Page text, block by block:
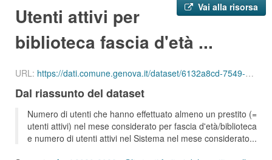
Vai alla risorsa
Utenti attivi per
biblioteca fascia d'età ...
URL: https://dati.comune.genova.it/dataset/6132a8cd-7549-4c9d-8613-d075f5f547d2/resource/f670ff75-b5fa-42f2-b849-b91b57ab159b/download/ute_attivi_fet_55_64_bib_sbu_01_202006.csv
Dal riassunto del dataset
Numero di utenti che hanno effettuato almeno un prestito (=
utenti attivi) nel mese considerato per fascia d'età/biblioteca
e numero di utenti attivi nel Sistema nel mese considerato...